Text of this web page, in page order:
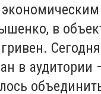
в
в аудитории